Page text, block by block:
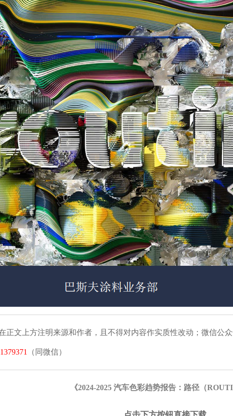
正文上方注明来源和作者，且不得对内容作实质性改动；微信公
（同微信）
《2024-2025 汽车色彩趋势报告：路径（